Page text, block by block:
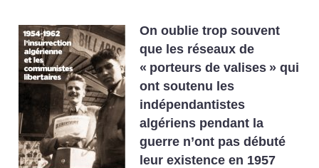
On oublie trop souvent
que les réseaux de
« porteurs de valises » qui
ont soutenu les
indépendantistes
algériens pendant la
guerre n’ont pas débuté
leur existence en 1957